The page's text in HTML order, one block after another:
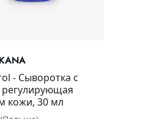
- Сыворотка с
кожи, 30 мл